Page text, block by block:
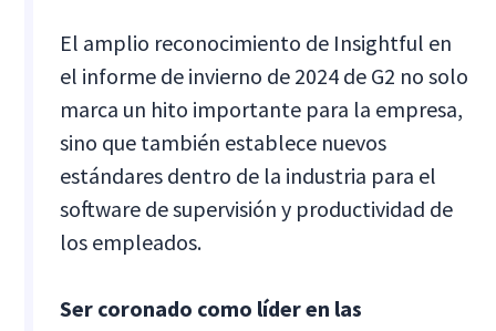
El amplio reconocimiento de Insightful en
el informe de invierno de 2024 de G2 no solo
marca un hito importante para la empresa,
sino que también establece nuevos
estándares dentro de la industria para el
software de supervisión y productividad de
los empleados.
Ser coronado como líder en las